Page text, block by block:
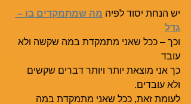
יש הנחת יסוד לפיה מה שמתמקדים בו –
גדל
וכך – ככל שאני מתמקדת במה שקשה ולא
עובד
כך אני מוצאת יותר ויותר דברים שקשים
ולא עובדים.
לעומת זאת, ככל שאני מתמקדת במה